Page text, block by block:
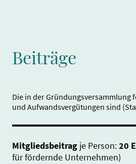
Beiträge
Die in der Gründungsversammlung
und Aufwandsvergütungen sind
Mitgliedsbeitrag je Person:20
für fördernde Unternehmen)